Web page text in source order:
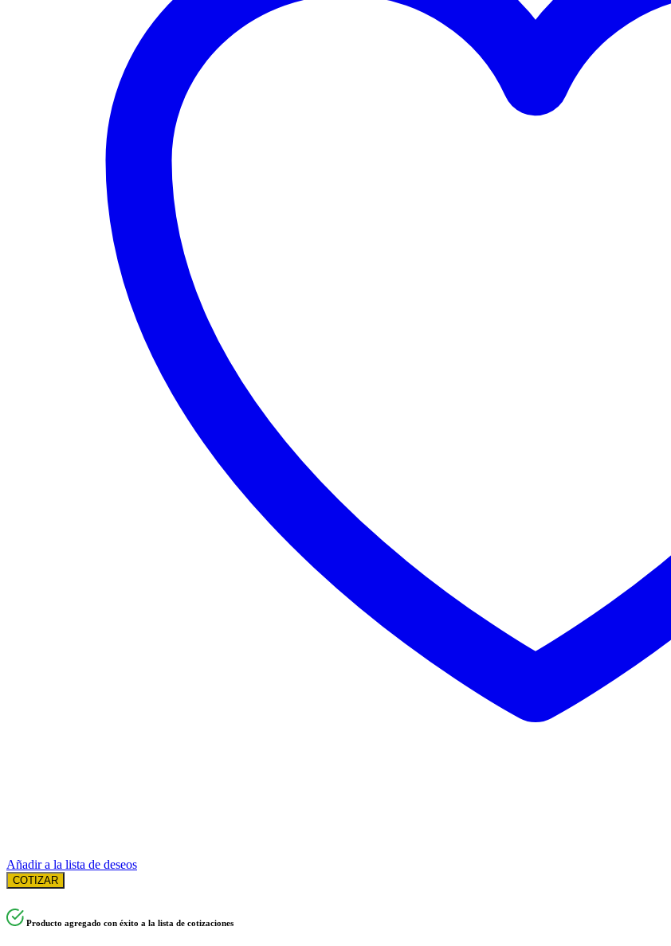
Añadir a la lista de deseos
COTIZAR
Producto agregado con éxito a la lista de cotizaciones